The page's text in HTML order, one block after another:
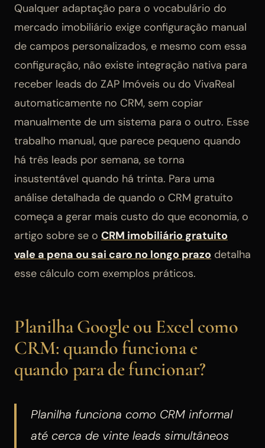
Qualquer adaptação para o vocabulário do
mercado imobiliário exige configuração manual
de campos personalizados, e mesmo com essa
configuração, não existe integração nativa para
receber leads do ZAP Imóveis ou do VivaReal
automaticamente no CRM, sem copiar
manualmente de um sistema para o outro. Esse
trabalho manual, que parece pequeno quando
há três leads por semana, se torna
insustentável quando há trinta. Para uma
análise detalhada de quando o CRM gratuito
começa a gerar mais custo do que economia, o
artigo sobre se o CRM imobiliário gratuito
vale a pena ou sai caro no longo prazo detalha
esse cálculo com exemplos práticos.
Planilha Google ou Excel como
CRM: quando funciona e
quando para de funcionar?
Planilha funciona como CRM informal
até cerca de vinte leads simultâneos